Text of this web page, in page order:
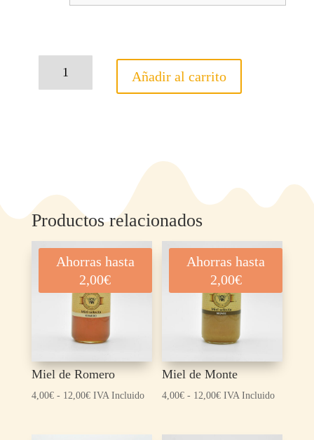
Añadir al carrito
Productos relacionados
Ahorras hasta
2,00€
Miel de Romero
4,00€ - 12,00€Rango
IVA Incluido
Ahorras hasta
2,00€
Miel de Monte
4,00€ - 12,00€Rango
IVA Incluido